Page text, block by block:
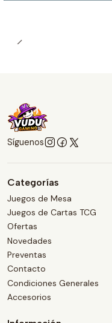
Síguenos
Categorías
Juegos de Mesa
Juegos de Cartas TCG
Ofertas
Novedades
Preventas
Contacto
Condiciones Generales
Accesorios